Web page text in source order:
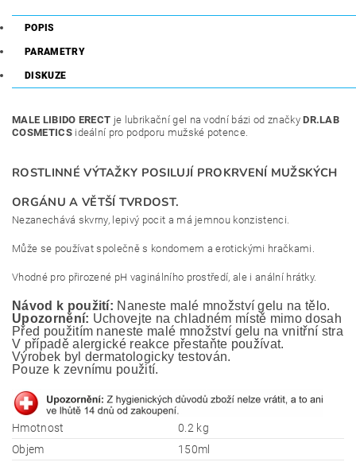
POPIS
PARAMETRY
DISKUZE
MALE LIBIDO ERECT je lubrikační gel na vodní bázi od značkyDR.LAB
COSMETICS ideální pro podporu mužské potence.
ROSTLINNÉ VÝTAŽKY POSILUJÍ PROKRVENÍ MUŽSKÝCH
ORGÁNU A VĚTŠÍ TVRDOST.
Nezanechává skvrny, lepivý pocit a má jemnou konzistenci.
Může se používat společně s kondomem a erotickými hračkami.
Vhodné pro přirozené pH vaginálního prostředí, ale i anální hrátky.
Návod k použití: Naneste malé množství gelu na tělo.
Upozornění: Uchovejte na chladném místě mimo dosah
Před použitím naneste malé množství gelu na vnitřní
V případě alergické reakce přestaňte používat.
Výrobek byl dermatologicky testován.
Pouze k zevnímu použití.
Hmotnost
0.2 kg
Objem
150ml